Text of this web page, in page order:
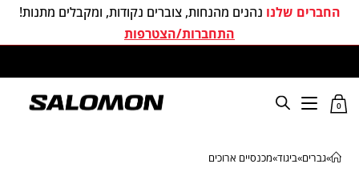
החברים שלנו נהנים מהנחות, צוברים נקודות, ומקבלים מתנות!
התחברות/הצטרפות
0
»גברים»ביגוד»מכנסיים ארוכים